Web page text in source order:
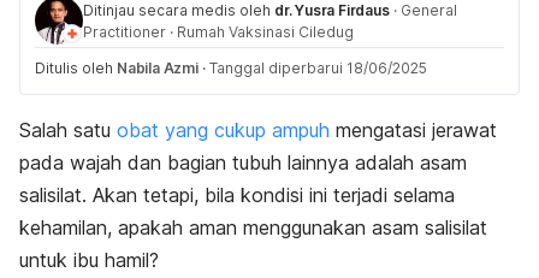
Ditinjau secara medis oleh dr. Yusra Firdaus · General
Practitioner · Rumah Vaksinasi Ciledug
Ditulis oleh Nabila Azmi · Tanggal diperbarui 18/06/2025
Salah satu obat yang cukup ampuh mengatasi jerawat
pada wajah dan bagian tubuh lainnya adalah asam
salisilat. Akan tetapi, bila kondisi ini terjadi selama
kehamilan, apakah aman menggunakan asam salisilat
untuk ibu hamil?